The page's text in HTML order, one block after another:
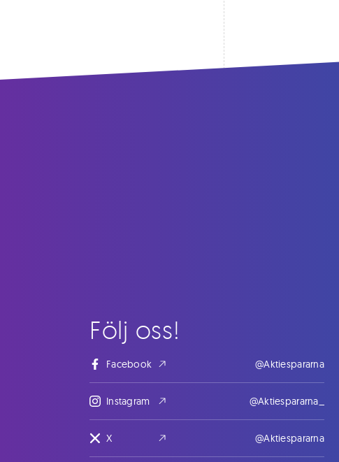
Följ oss!
Facebook @Aktiespararna
Instagram @Aktiespararna_
X @Aktiespararna